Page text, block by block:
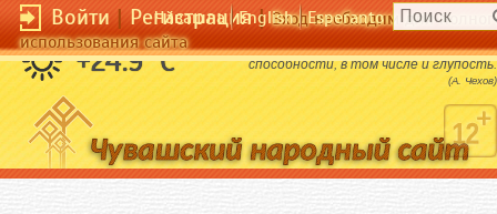
Войти|Регистрация|Вход необходим для
использования сайта
Чӑвашла English Esperanto
+24.9 °C
Университет развивает все
способности, в том числе и глупость.
(А. Чехов)